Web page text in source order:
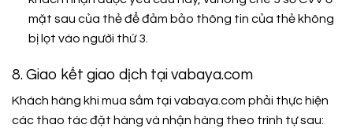
mặt sau của thẻ để đảm bảo thông tin của thẻ không
bị lọt vào người thứ 3.
8. Giao kết giao dịch tại vabaya.com
Khách hàng khi mua sắm tại vabaya.com phải thực hiện
các thao tác đặt hàng và nhận hàng theo trình tự sau: